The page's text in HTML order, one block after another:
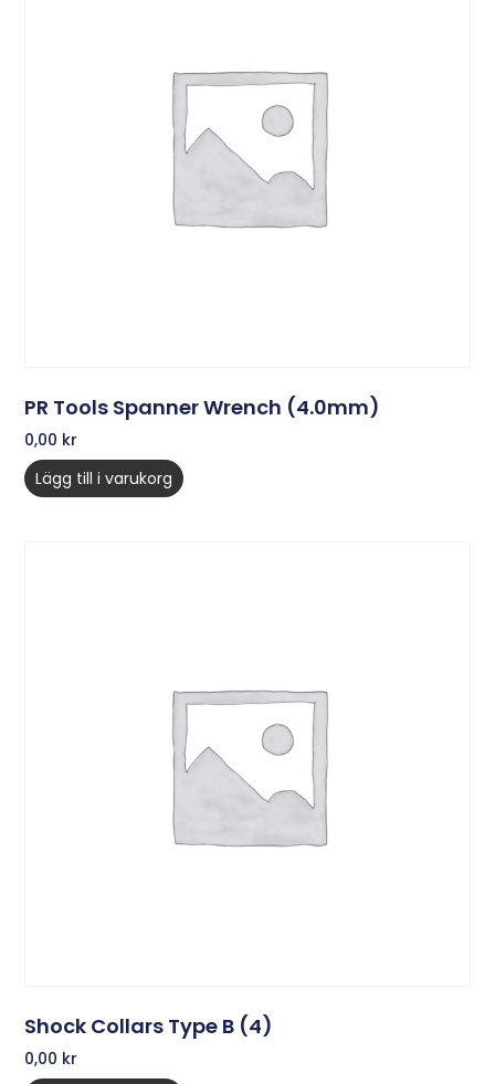
PR Tools Spanner Wrench (4.0mm)
0,00 kr
Lägg till i varukorg
Shock Collars Type B (4)
0,00 kr